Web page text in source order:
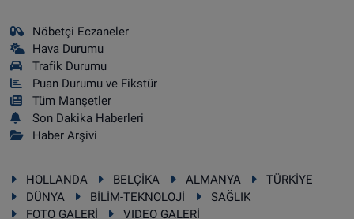
Nöbetçi Eczaneler
Hava Durumu
Trafik Durumu
Puan Durumu ve Fikstür
Tüm Manşetler
Son Dakika Haberleri
Haber Arşivi
HOLLANDA BELÇİKA ALMANYA
TÜRKİYE
DÜNYA
BİLİM-TEKNOLOJİ
SAĞLIK
FOTO GALERİ
VIDEO GALERİ